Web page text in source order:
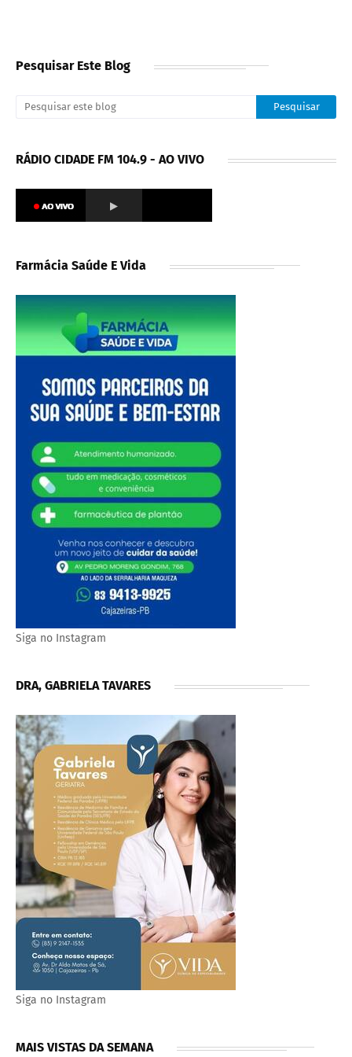
Pesquisar Este Blog
RÁDIO CIDADE FM 104.9 - AO VIVO
Farmácia Saúde E Vida
Siga no Instagram
DRA, GABRIELA TAVARES
Siga no Instagram
MAIS VISTAS DA SEMANA